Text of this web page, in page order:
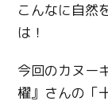
こんなに自然
は！
今回のカヌー
櫂』さんの「